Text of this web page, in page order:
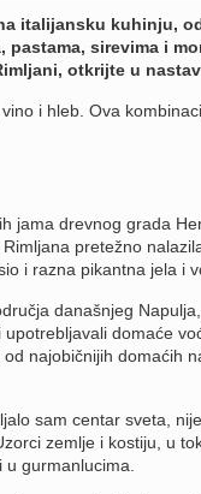
italijansku kuhinju,
pastama, sirevima i
otkrijte u
i hleb. Ova
jama drevnog grada
pretežno
i razna pikantna jela i
današnjeg
domaće
najobičnijih domaćih
sam centar sveta,
zemlje i kostiju, u
gurmanlucima.